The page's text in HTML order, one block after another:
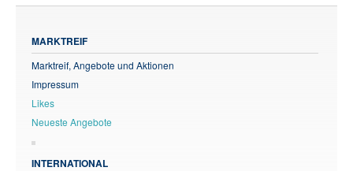
MARKTREIF
Marktreif, Angebote und Aktionen
Impressum
Likes
Neueste Angebote
INTERNATIONAL